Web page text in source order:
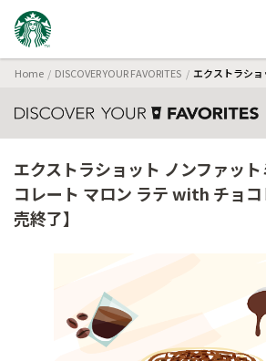
Home DISCOVER YOUR FAVORITES エクストラシ
エクストラショット ノンファッ
コレート マロン ラテ with チョ
売終了】